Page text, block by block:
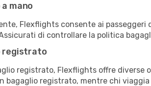
mano
Flexflights consente ai passeggeri
di controllare la politica
registrato
registrato, Flexflights offre diverse
bagaglio registrato, mentre chi